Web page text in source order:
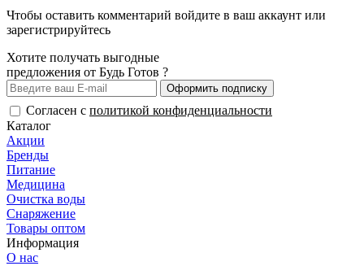
Чтобы оставить комментарий войдите в ваш аккаунт или
зарегистрируйтесь
Хотите получать выгодные
предложения от Будь Готов ?
Оформить подписку
Согласен с политикой конфиденциальности
Каталог
Акции
Бренды
Питание
Медицина
Очистка воды
Снаряжение
Товары оптом
Информация
О нас